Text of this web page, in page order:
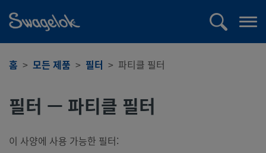
홈 모든 제품 필터 파티클 필터
필터 — 파티클 필터
이 사양에 사용 가능한 필터: